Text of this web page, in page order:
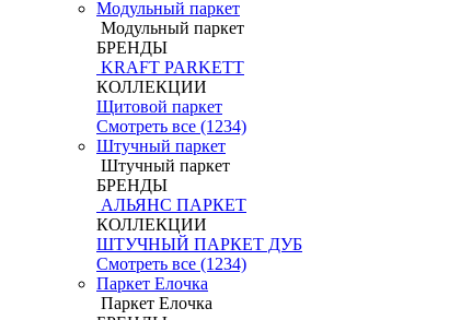
Модульный паркет
Модульный паркет
БРЕНДЫ
KRAFT PARKETT
КОЛЛЕКЦИИ
Щитовой паркет
Смотреть все (1234)
Штучный паркет
Штучный паркет
БРЕНДЫ
АЛЬЯНС ПАРКЕТ
КОЛЛЕКЦИИ
ШТУЧНЫЙ ПАРКЕТ ДУБ
Смотреть все (1234)
Паркет Елочка
Паркет Елочка